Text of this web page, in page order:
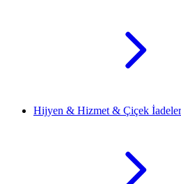
Hijyen & Hizmet & Çiçek